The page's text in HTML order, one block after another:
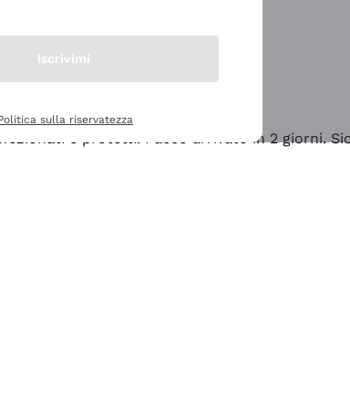
e protetti. Pacco arrivato in 2 giorni.
Iscrivimi
sulla riservatezza